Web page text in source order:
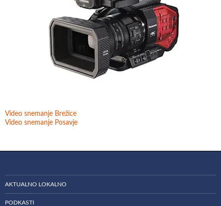
Video snemanje Brežice
Video snemanje Posavje
AKTUALNO LOKALNO
PODKASTI